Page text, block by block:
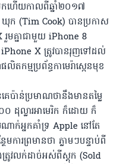
មកហើយកាលពីឆ្នាំ២០១៧
ក (Tim Cook) បានប្រកាស
រួមគ្នាជាមួយ iPhone 8
iPhone X ត្រូវបានរុញទៅដល់
តកម្មប្រព័ន្ធកាមេរ៉ាស្កេនមុខ
ប៉ាន់ប្រមាណថានឹងមានតម្លៃ
ដុល្លារអាមេរិក ក៏ដោយ ក៏
ណាក់អ្នកគាំទ្រ Apple នៅតែ
ារព្រមានថា ភ្លាមៗបន្ទាប់ពី
ត្រូវលក់ដាច់អស់ពីស្តុក (Sold